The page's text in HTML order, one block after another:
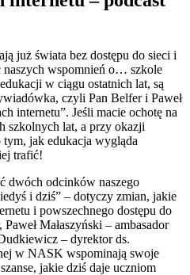
już świata bez dostępu do sieci i
naszych wspomnień o… szkole
w ciągu ostatnich lat, są
czyli Pan Belfer i Paweł
internetu”. Jeśli macie ochotę na
szkolnych lat, a przy okazji
jak edukacja wygląda
trafić!
dwóch odcinków naszego
i dziś” – dotyczy zmian, jakie
i powszechnego dostępu do
Małaszyński – ambasador
– dyrektor ds.
w NASK wspominają swoje
jakie dziś daje uczniom